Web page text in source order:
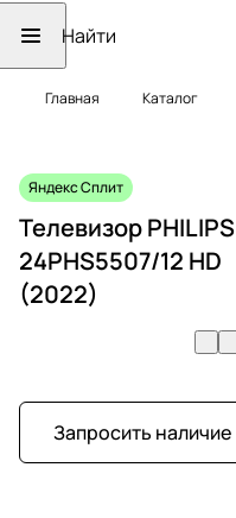
Главная Каталог
Яндекс Сплит
Телевизор PHILIPS
24PHS5507/12 HD
(2022)
Запросить наличие